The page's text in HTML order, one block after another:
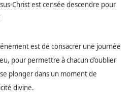
Christ est censée descendre pour
est de consacrer une journée
pour permettre à chacun d’oublier
plonger dans un moment de
divine.